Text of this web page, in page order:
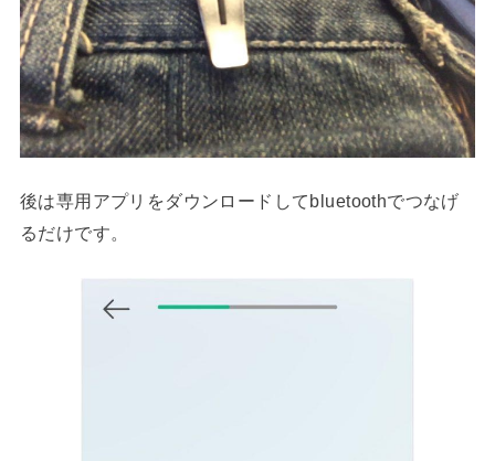
後は専用アプリをダウンロードしてbluetoothでつなげ
るだけです。